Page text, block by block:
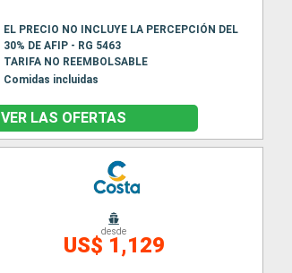
EL PRECIO NO INCLUYE LA PERCEPCIÓN DEL
30% DE AFIP - RG 5463
TARIFA NO REEMBOLSABLE
Comidas incluidas
VER LAS OFERTAS
desde
US$ 1,129